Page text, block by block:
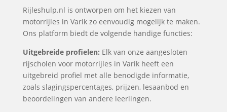
Rijleshulp.nl is ontworpen om het kiezen van
motorrijles in Varik zo eenvoudig mogelijk te maken.
Ons platform biedt de volgende handige functies:
Uitgebreide profielen: Elk van onze aangesloten
rijscholen voor motorrijles in Varik heeft een
uitgebreid profiel met alle benodigde informatie,
zoals slagingspercentages, prijzen, lesaanbod en
beoordelingen van andere leerlingen.